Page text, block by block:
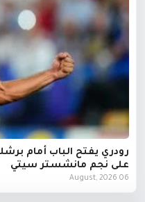
رودري يفتح الباب أمام
على نجم مانشستر سيتي
06 August, 2026